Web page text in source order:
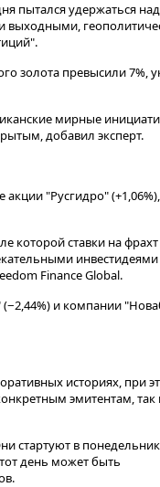
пытался удержаться
выходными,
золота превысили 7%,
мирные
добавил эксперт.
"Русгидро" (+1,06%),
которой ставки на фрахт
Finance Global.
и компании
историях, при
эмитентам, так
стартуют в понедельник,
день может быть